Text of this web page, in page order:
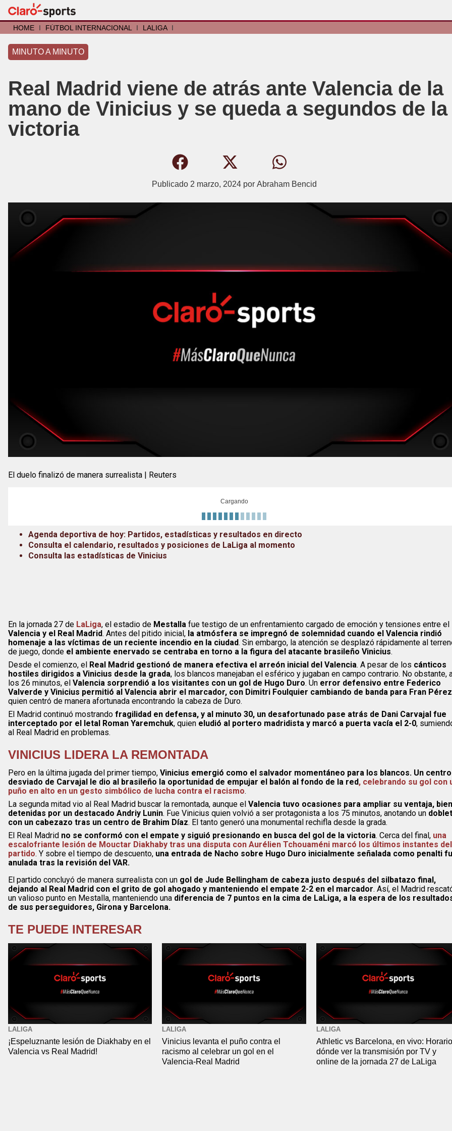
HOME I FÚTBOL INTERNACIONAL I LALIGA I
MINUTO A MINUTO
Real Madrid viene de atrás ante Valencia de la
mano de Vinicius y se queda a segundos de la
victoria
Publicado 2 marzo, 2024por Abraham Bencid
El duelo finalizó de manera surrealista | Reuters
Cargando
Agenda deportiva de hoy: Partidos, estadísticas y resultados en directo
Consulta el calendario, resultados y posiciones de LaLiga al momento
Consulta las estadísticas de Vinicius
En la jornada 27 de LaLiga, el estadio de Mestalla fue testigo de un enfrentamiento cargado de emoción y tensiones entre el
Valencia y el Real Madrid. Antes del pitido inicial, la atmósfera se impregnó de solemnidad cuando el Valencia rindió
homenaje a las víctimas de un reciente incendio en la ciudad. Sin embargo, la atención se desplazó rápidamente al
de juego, donde el ambiente enervado se centraba en torno a la figura del atacante brasileño Vinicius.
Desde el comienzo, el Real Madrid gestionó de manera efectiva el arreón inicial del Valencia. A pesar de los cánticos
hostiles dirigidos a Vinicius desde la grada, los blancos manejaban el esférico y jugaban en campo contrario. No obstante,
los 26 minutos, el Valencia sorprendió a los visitantes con un gol de Hugo Duro. Un error defensivo entre Federico
Valverde y Vinicius permitió al Valencia abrir el marcador, con Dimitri Foulquier cambiando de banda para Fran Pérez
quien centró de manera afortunada encontrando la cabeza de Duro.
El Madrid continuó mostrando fragilidad en defensa, y al minuto 30, un desafortunado pase atrás de Dani Carvajal fue
interceptado por el letal Roman Yaremchuk, quien eludió al portero madridista y marcó a puerta vacía el 2-0,
al Real Madrid en problemas.
VINICIUS LIDERA LA REMONTADA
Pero en la última jugada del primer tiempo, Vinicius emergió como el salvador momentáneo para los blancos. Un centro
desviado de Carvajal le dio al brasileño la oportunidad de empujar el balón al fondo de la red, celebrando su gol con
puño en alto en un gesto simbólico de lucha contra el racismo.
La segunda mitad vio al Real Madrid buscar la remontada, aunque el Valencia tuvo ocasiones para ampliar su ventaja, bien
detenidas por un destacado Andriy Lunin. Fue Vinicius quien volvió a ser protagonista a los 75 minutos, anotando un
con un cabezazo tras un centro de Brahim Díaz. El tanto generó una monumental rechifla desde la grada.
El Real Madrid no se conformó con el empate y siguió presionando en busca del gol de la victoria. Cerca del final, una
escalofriante lesión de Mouctar Diakhaby tras una disputa con Aurélien Tchouaméni marcó los últimos instantes del
partido. Y sobre el tiempo de descuento, una entrada de Nacho sobre Hugo Duro inicialmente señalada como penalti
anulada tras la revisión del VAR.
El partido concluyó de manera surrealista con un gol de Jude Bellingham de cabeza justo después del silbatazo final,
dejando al Real Madrid con el grito de gol ahogado y manteniendo el empate 2-2 en el marcador. Así, el Madrid
un valioso punto en Mestalla, manteniendo una diferencia de 7 puntos en la cima de LaLiga, a la espera de los
de sus perseguidores, Girona y Barcelona.
TE PUEDE INTERESAR
LALIGA
¡Espeluznante lesión de Diakhaby en el
Valencia vs Real Madrid!
LALIGA
Vinicius levanta el puño contra el
racismo al celebrar un gol en el
Valencia-Real Madrid
LALIGA
Athletic vs Barcelona, en vivo:
dónde ver la transmisión por TV y
online de la jornada 27 de LaLiga